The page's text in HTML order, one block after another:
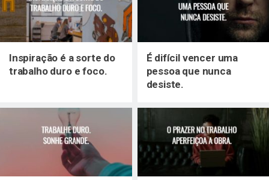
Inspiração é a sorte do
trabalho duro e foco.
É difícil vencer uma
pessoa que nunca
desiste.